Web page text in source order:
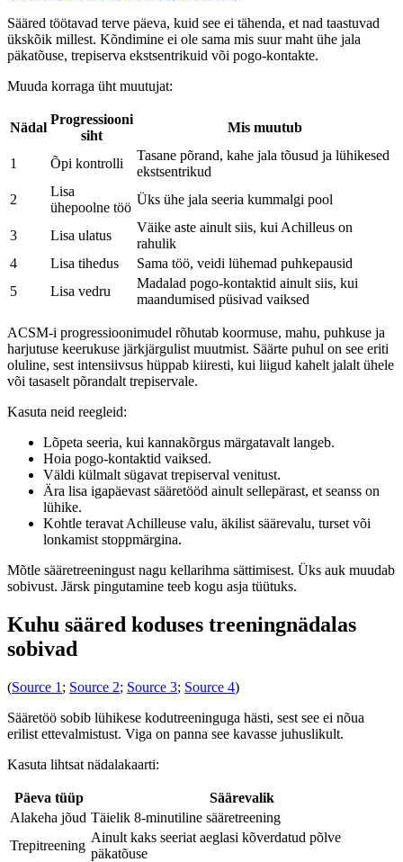
Sääred töötavad terve päeva, kuid see ei tähenda, et nad taastuvad
ükskõik millest. Kõndimine ei ole sama mis suur maht ühe jala
päkatõuse, trepiserva ekstsentrikuid või pogo-kontakte.
Muuda korraga üht muutujat:
Nädal
Progressiooni
siht
Mis muutub
1 Õpi kontrolli
Tasane põrand, kahe jala tõusud ja lühikesed
ekstsentrikud
2
Lisa
ühepoolne töö
Üks ühe jala seeria kummalgi pool
3 Lisa ulatus
Väike aste ainult siis, kui Achilleus on
rahulik
4
Lisa tihedus
Sama töö, veidi lühemad puhkepausid
5
Lisa vedru
Madalad pogo-kontaktid ainult siis, kui
maandumised püsivad vaiksed
ACSM-i progressioonimudel rõhutab koormuse, mahu, puhkuse ja
harjutuse keerukuse järkjärgulist muutmist. Säärte puhul on see eriti
oluline, sest intensiivsus hüppab kiiresti, kui liigud kahelt jalalt ühele
või tasaselt põrandalt trepiservale.
Kasuta neid reegleid:
Lõpeta seeria, kui kannakõrgus märgatavalt langeb.
Hoia pogo-kontaktid vaiksed.
Väldi külmalt sügavat trepiserval venitust.
Ära lisa igapäevast sääretööd ainult sellepärast, et seanss on
lühike.
Kohtle teravat Achilleuse valu, äkilist säärevalu, turset või
lonkamist stoppmärgina.
Mõtle sääretreeningust nagu kellarihma sättimisest. Üks auk muudab
sobivust. Järsk pingutamine teeb kogu asja tüütuks.
Kuhu sääred koduses treeningnädalas
sobivad
(Source 1 ; Source 2; Source 3; Source 4)
Sääretöö sobib lühikese kodutreeninguga hästi, sest see ei nõua
erilist ettevalmistust. Viga on panna see kavasse juhuslikult.
Kasuta lihtsat nädalakaarti:
Päeva tüüp
Säärevalik
Alakeha jõud Täielik 8-minutiline sääretreening
Trepitreening
Ainult kaks seeriat aeglasi kõverdatud põlve
päkatõuse